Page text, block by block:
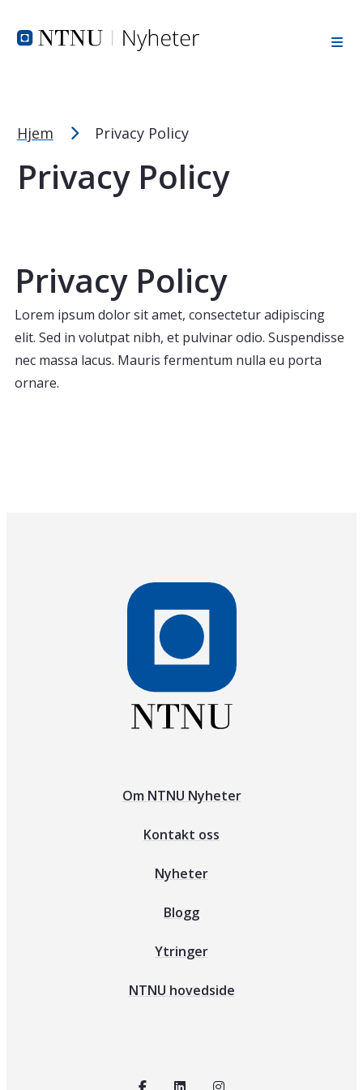
PC: Press ned CTRL og klikk på + (pluss) for å forstørre
Hjem Privacy Policy
Privacy Policy
Privacy Policy
Lorem ipsum dolor sit amet, consectetur adipiscing
elit. Sed in volutpat nibh, et pulvinar odio. Suspendisse
nec massa lacus. Mauris fermentum nulla eu porta
ornare.
Om NTNU Nyheter
Kontakt oss
Nyheter
Blogg
Ytringer
NTNU hovedside